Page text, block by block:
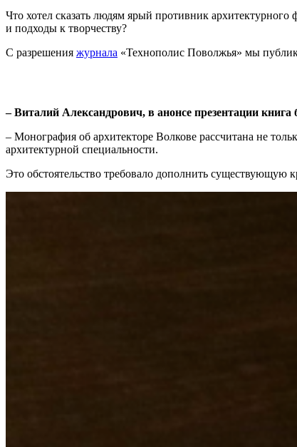
Что хотел сказать людям ярый противник
и подходы к творчеству?
С разрешения журнала «Технополис Поволжья» мы
– Виталий Александрович, в анонсе презентации
– Монография об архитекторе Волкове рассчитана не
архитектурной специальности.
Это обстоятельство требовало дополнить существующую